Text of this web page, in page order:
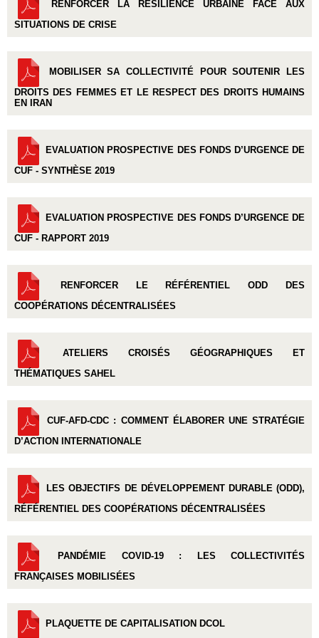
RENFORCER LA RÉSILIENCE URBAINE FACE AUX
SITUATIONS DE CRISE
MOBILISER SA COLLECTIVITÉ POUR SOUTENIR LES
DROITS DES FEMMES ET LE RESPECT DES DROITS HUMAINS
EN IRAN
EVALUATION PROSPECTIVE DES FONDS D’URGENCE DE
CUF - SYNTHÈSE 2019
EVALUATION PROSPECTIVE DES FONDS D’URGENCE DE
CUF - RAPPORT 2019
RENFORCER LE RÉFÉRENTIEL ODD DES
COOPÉRATIONS DÉCENTRALISÉES
ATELIERS CROISÉS GÉOGRAPHIQUES ET
THÉMATIQUES SAHEL
CUF-AFD-CDC : COMMENT ÉLABORER UNE STRATÉGIE
D’ACTION INTERNATIONALE
LES OBJECTIFS DE DÉVELOPPEMENT DURABLE (ODD),
RÉFÉRENTIEL DES COOPÉRATIONS DÉCENTRALISÉES
PANDÉMIE COVID-19 : LES COLLECTIVITÉS
FRANÇAISES MOBILISÉES
PLAQUETTE DE CAPITALISATION DCOL